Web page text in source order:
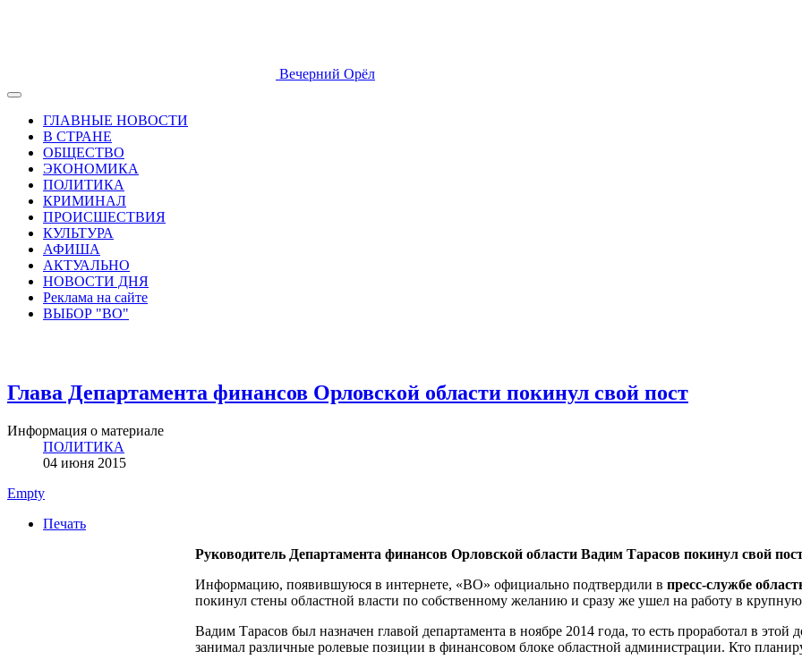
Вечерний Орёл
ГЛАВНЫЕ НОВОСТИ
В СТРАНЕ
ОБЩЕСТВО
ЭКОНОМИКА
ПОЛИТИКА
КРИМИНАЛ
ПРОИСШЕСТВИЯ
КУЛЬТУРА
АФИША
АКТУАЛЬНО
НОВОСТИ ДНЯ
Реклама на сайте
ВЫБОР "ВО"
Глава Департамента финансов Орловской области покинул свой пост
Информация о материале
ПОЛИТИКА
04 июня 2015
Empty
Печать
Руководитель Департамента финансов Орловской области Вадим Тарасов покинул свой
Информацию, появившуюся в интернете, «ВО» официально подтвердили в пресс-службе
покинул стены областной власти по собственному желанию и сразу же ушел на работу в
Вадим Тарасов был назначен главой департамента в ноябре 2014 года, то есть проработал в
занимал различные ролевые позиции в финансовом блоке областной администрации. Кто